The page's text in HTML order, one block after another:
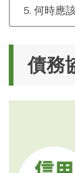
何時應
債務